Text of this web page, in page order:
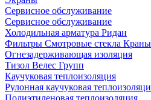
Сервисное обслуживание
Сервисное обслуживание
Холодильная арматура Ридан
Фильтры Смотровые стекла
Огнезадерживающая изоляция
Тизол Велес Групп
Каучуковая теплоизоляция
Рулонная каучуковая
Полиэтиленовая теплоизоляция